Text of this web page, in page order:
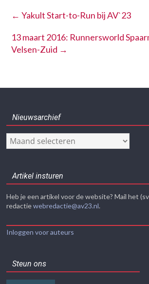
← Yakult Start-to-Run bij AV`23
13 maart 2016: Runnersworld
Velsen-Zuid →
Nieuwsarchief
Nieuwsarchief
Artikel insturen
Heb je een artikel voor de website? Mail het
redactiewebredactie@av23.nl.
Inloggen voor auteurs
Steun ons